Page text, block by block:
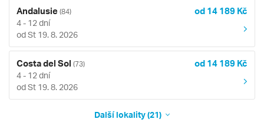
Andalusie (84) od 14 189 Kč
4 - 12 dní
od St 19. 8. 2026
Costa del Sol (73) od 14 189 Kč
4 - 12 dní
od St 19. 8. 2026
Další lokality (21)